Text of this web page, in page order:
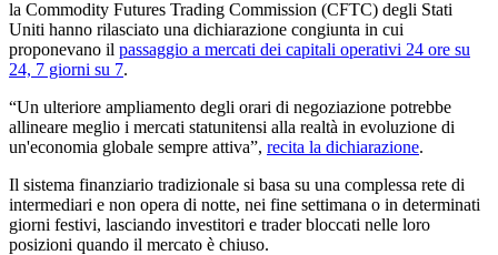
la Commodity Futures Trading Commission (CFTC) degli Stati
Uniti hanno rilasciato una dichiarazione congiunta in cui
proponevano il passaggio a mercati dei capitali operativi 24 ore su
24, 7 giorni su 7.
“Un ulteriore ampliamento degli orari di negoziazione potrebbe
allineare meglio i mercati statunitensi alla realtà in evoluzione di
un'economia globale sempre attiva”, recita la dichiarazione.
Il sistema finanziario tradizionale si basa su una complessa rete di
intermediari e non opera di notte, nei fine settimana o in determinati
giorni festivi, lasciando investitori e trader bloccati nelle loro
posizioni quando il mercato è chiuso.